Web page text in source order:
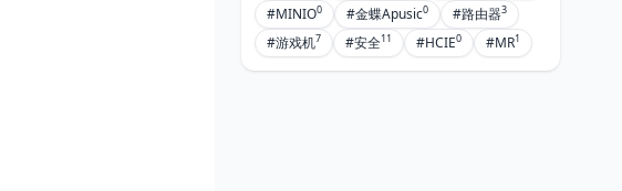
#MINIO0 #金蝶Apusic0 #路由器3
#游戏机7 #安全11 #HCIE0 #MR1